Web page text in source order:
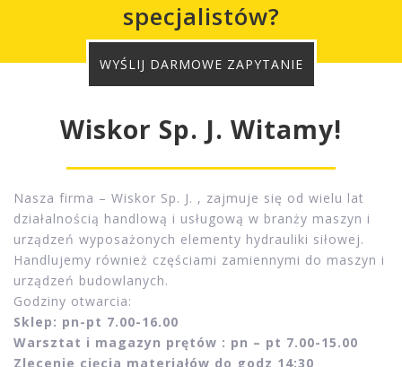
Potrzebujesz pomocy
specjalistów?
WYŚLIJ DARMOWE ZAPYTANIE
Wiskor Sp. J. Witamy!